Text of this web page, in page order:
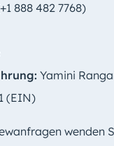
888 482 7768)
Yamini
(EIN)
wenden